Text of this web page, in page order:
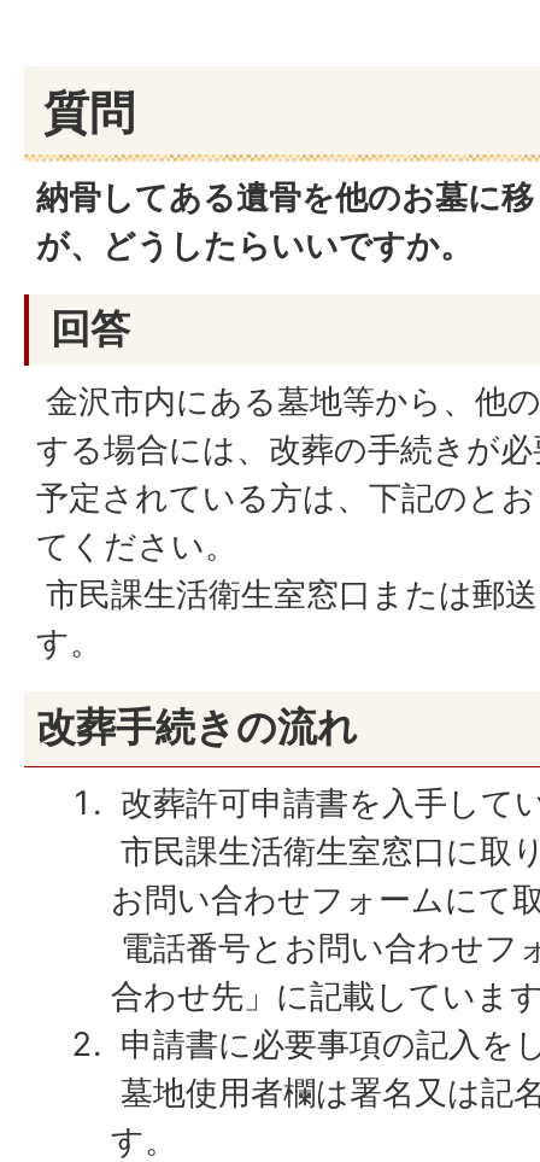
質問
納骨してある遺骨を他のお墓に
が、どうしたらいいですか。
回答
金沢市内にある墓地等から、他
する場合には、改葬の手続きが
予定されている方は、下記のと
てください。
市民課生活衛生室窓口または郵
す。
改葬手続きの流れ
改葬許可申請書を入手して
市民課生活衛生室窓口に取
お問い合わせフォームにて
電話番号とお問い合わせフ
合わせ先」に記載していま
申請書に必要事項の記入を
墓地使用者欄は署名又は記
す。